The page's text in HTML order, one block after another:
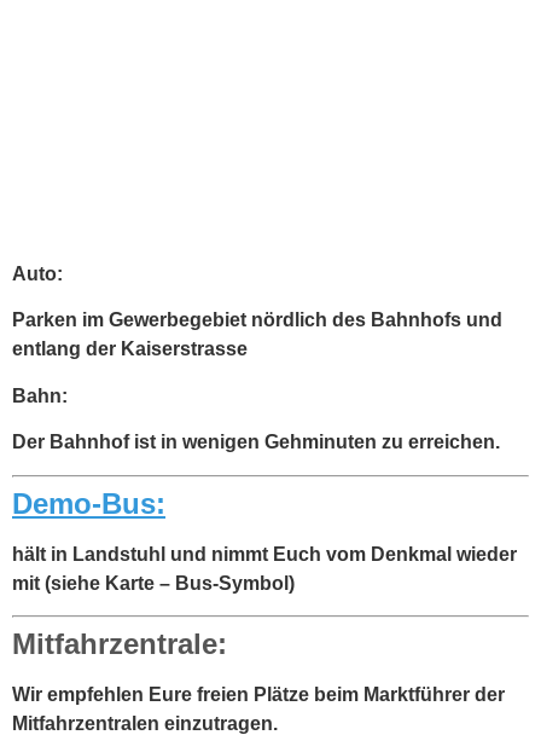
Auto:
Parken im Gewerbegebiet nördlich des Bahnhofs und
entlang der Kaiserstrasse
Bahn:
Der Bahnhof ist in wenigen Gehminuten zu erreichen.
Demo-Bus:
hält in Landstuhl und nimmt Euch vom Denkmal wieder
mit (siehe Karte – Bus-Symbol)
Mitfahrzentrale:
Wir empfehlen Eure freien Plätze beim Marktführer der
Mitfahrzentralen einzutragen.